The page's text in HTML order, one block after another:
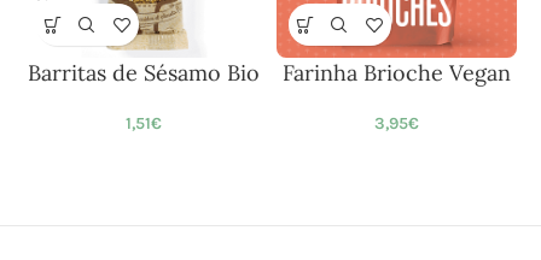
Barritas de Sésamo Bio
1,51€
Farinha Brioche Vegan
3,95€